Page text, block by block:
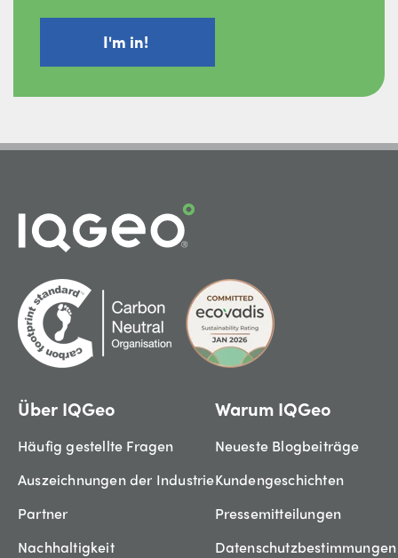
Über IQGeo
Häufig gestellte Fragen
Auszeichnungen der Industrie
Partner
Nachhaltigkeit
Warum IQGeo
Neueste Blogbeiträge
Kundengeschichten
Pressemitteilungen
Datenschutzbestimmungen